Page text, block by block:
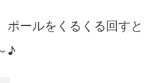
ポールをくるくる回すと
♪